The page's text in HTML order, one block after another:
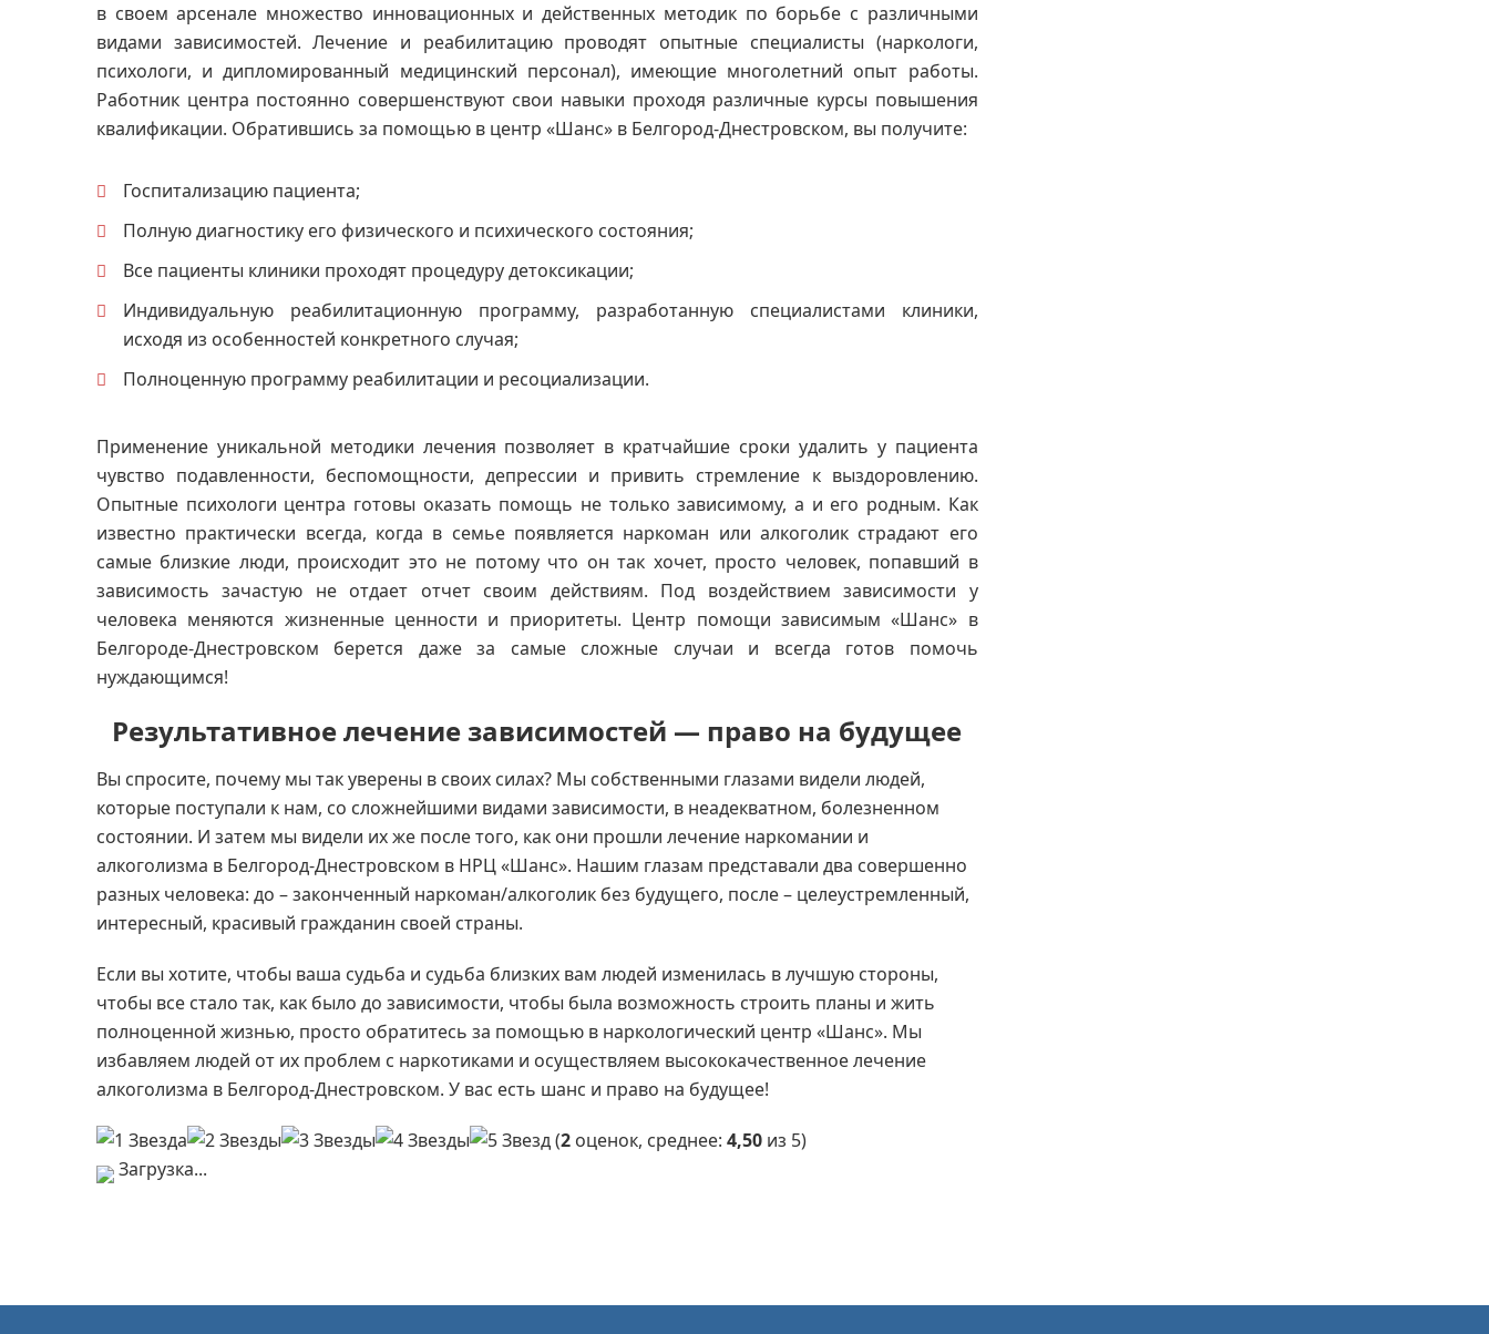
в своем арсенале множество инновационных и действенных методик по борьбе с различными
видами зависимостей. Лечение и реабилитацию проводят опытные специалисты (наркологи,
психологи, и дипломированный медицинский персонал), имеющие многолетний опыт работы.
Работник центра постоянно совершенствуют свои навыки проходя различные курсы повышения
квалификации. Обратившись за помощью в центр «Шанс» в Белгород-Днестровском, вы получите:
Госпитализацию пациента;
Полную диагностику его физического и психического состояния;
Все пациенты клиники проходят процедуру детоксикации;
Индивидуальную реабилитационную программу, разработанную специалистами клиники,
исходя из особенностей конкретного случая;
Полноценную программу реабилитации и ресоциализации.
Применение уникальной методики лечения позволяет в кратчайшие сроки удалить у пациента
чувство подавленности, беспомощности, депрессии и привить стремление к выздоровлению.
Опытные психологи центра готовы оказать помощь не только зависимому, а и его родным. Как
известно практически всегда, когда в семье появляется наркоман или алкоголик страдают его
самые близкие люди, происходит это не потому что он так хочет, просто человек, попавший в
зависимость зачастую не отдает отчет своим действиям. Под воздействием зависимости у
человека меняются жизненные ценности и приоритеты. Центр помощи зависимым «Шанс» в
Белгороде-Днестровском берется даже за самые сложные случаи и всегда готов помочь
нуждающимся!
Результативное лечение зависимостей — право на будущее
Вы спросите, почему мы так уверены в своих силах? Мы собственными глазами видели людей,
которые поступали к нам, со сложнейшими видами зависимости, в неадекватном, болезненном
состоянии. И затем мы видели их же после того, как они прошли лечение наркомании и
алкоголизма в Белгород-Днестровском в НРЦ «Шанс». Нашим глазам представали два совершенно
разных человека: до – законченный наркоман/алкоголик без будущего, после – целеустремленный,
интересный, красивый гражданин своей страны.
Если вы хотите, чтобы ваша судьба и судьба близких вам людей изменилась в лучшую стороны,
чтобы все стало так, как было до зависимости, чтобы была возможность строить планы и жить
полноценной жизнью, просто обратитесь за помощью в наркологический центр «Шанс». Мы
избавляем людей от их проблем с наркотиками и осуществляем высококачественное лечение
алкоголизма в Белгород-Днестровском. У вас есть шанс и право на будущее!
(2 оценок, среднее: 4,50 из 5)
Загрузка...